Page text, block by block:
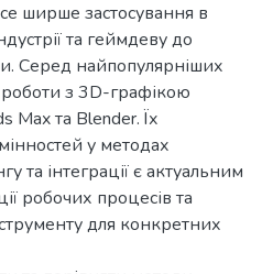
ширше застосування в
та геймдеву до
Серед найпопулярніших
з 3D-графікою
Max та Blender. Їх
у методах
та інтеграції є актуальним
робочих процесів та
для конкретних